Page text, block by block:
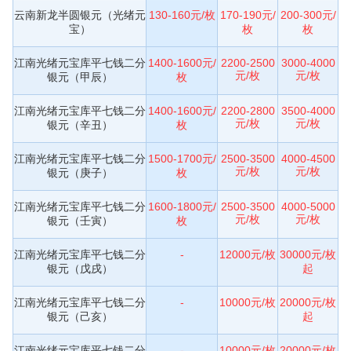
云南新龙半圆银元（光绪元
宝）
130-160元/枚 170-190元/
枚
200-300元/
枚
江南光绪元宝库平七钱二分
银元（甲辰）
1400-1600元/
枚
2200-2500
元/枚
3000-4000
元/枚
江南光绪元宝库平七钱二分
银元（辛丑）
1400-1600元/
枚
2200-2800
元/枚
3500-4000
元/枚
江南光绪元宝库平七钱二分
银元（庚子）
1500-1700元/
枚
2500-3500
元/枚
4000-4500
元/枚
江南光绪元宝库平七钱二分
银元（壬寅）
1600-1800元/
枚
2500-3500
元/枚
4000-5000
元/枚
江南光绪元宝库平七钱二分
银元（戊戌）
- 12000元/枚 30000元/枚
起
江南光绪元宝库平七钱二分
银元（己亥）
- 10000元/枚 20000元/枚
起